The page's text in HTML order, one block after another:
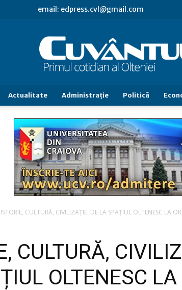
email: edpress.cvl@gmail.com
Actualitate Administraţie Politică
ISTORIE, CULTURĂ, CIVILIZAȚIE. DE LA SPAȚIUL OLTENESC LA
CULTURĂ,
OLTENESC LA